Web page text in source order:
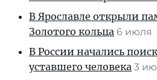
В Ярославле открыли
Золотого кольца 6 июля
В России начались
уставшего человека 3